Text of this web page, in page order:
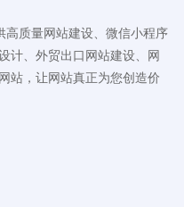
质量网站建设、微信小程序
计、外贸出口网站建设、网
站，让网站真正为您创造价